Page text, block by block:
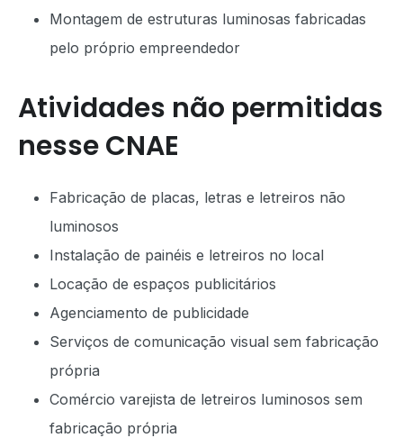
Montagem de estruturas luminosas fabricadas
pelo próprio empreendedor
Atividades não permitidas
nesse CNAE
Fabricação de placas, letras e letreiros não
luminosos
Instalação de painéis e letreiros no local
Locação de espaços publicitários
Agenciamento de publicidade
Serviços de comunicação visual sem fabricação
própria
Comércio varejista de letreiros luminosos sem
fabricação própria